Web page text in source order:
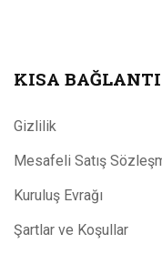
KISA
Gizlilik
Mesafeli Satış
Kuruluş Evrağı
Şartlar ve Koşullar